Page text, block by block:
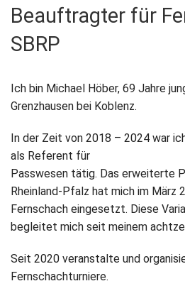
Spielbetrieb
Meistertafel
Fotos
Service
Newsletter
Kontakt
Impressum
Beauftragter für
SBRP
Ich bin Michael Höber, 69 Jahre
Grenzhausen bei Koblenz.
In der Zeit von 2018 – 2024 war
als Referent für
Passwesen tätig. Das erweiterte
Rheinland-Pfalz hat mich im März
Fernschach eingesetzt. Diese
begleitet mich seit meinem
Seit 2020 veranstalte und
Fernschachturniere.